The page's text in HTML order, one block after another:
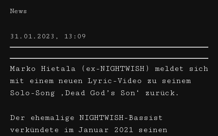
News
31.01.2023, 13:09
Marko Hietala (ex-NIGHTWISH) meldet sich
mit einem neuen Lyric-Video zu seinem
Solo-Song ‚Dead God’s Son‘ zurück.
Der ehemalige NIGHTWISH-Bassist
verkündete im Januar 2021 seinen